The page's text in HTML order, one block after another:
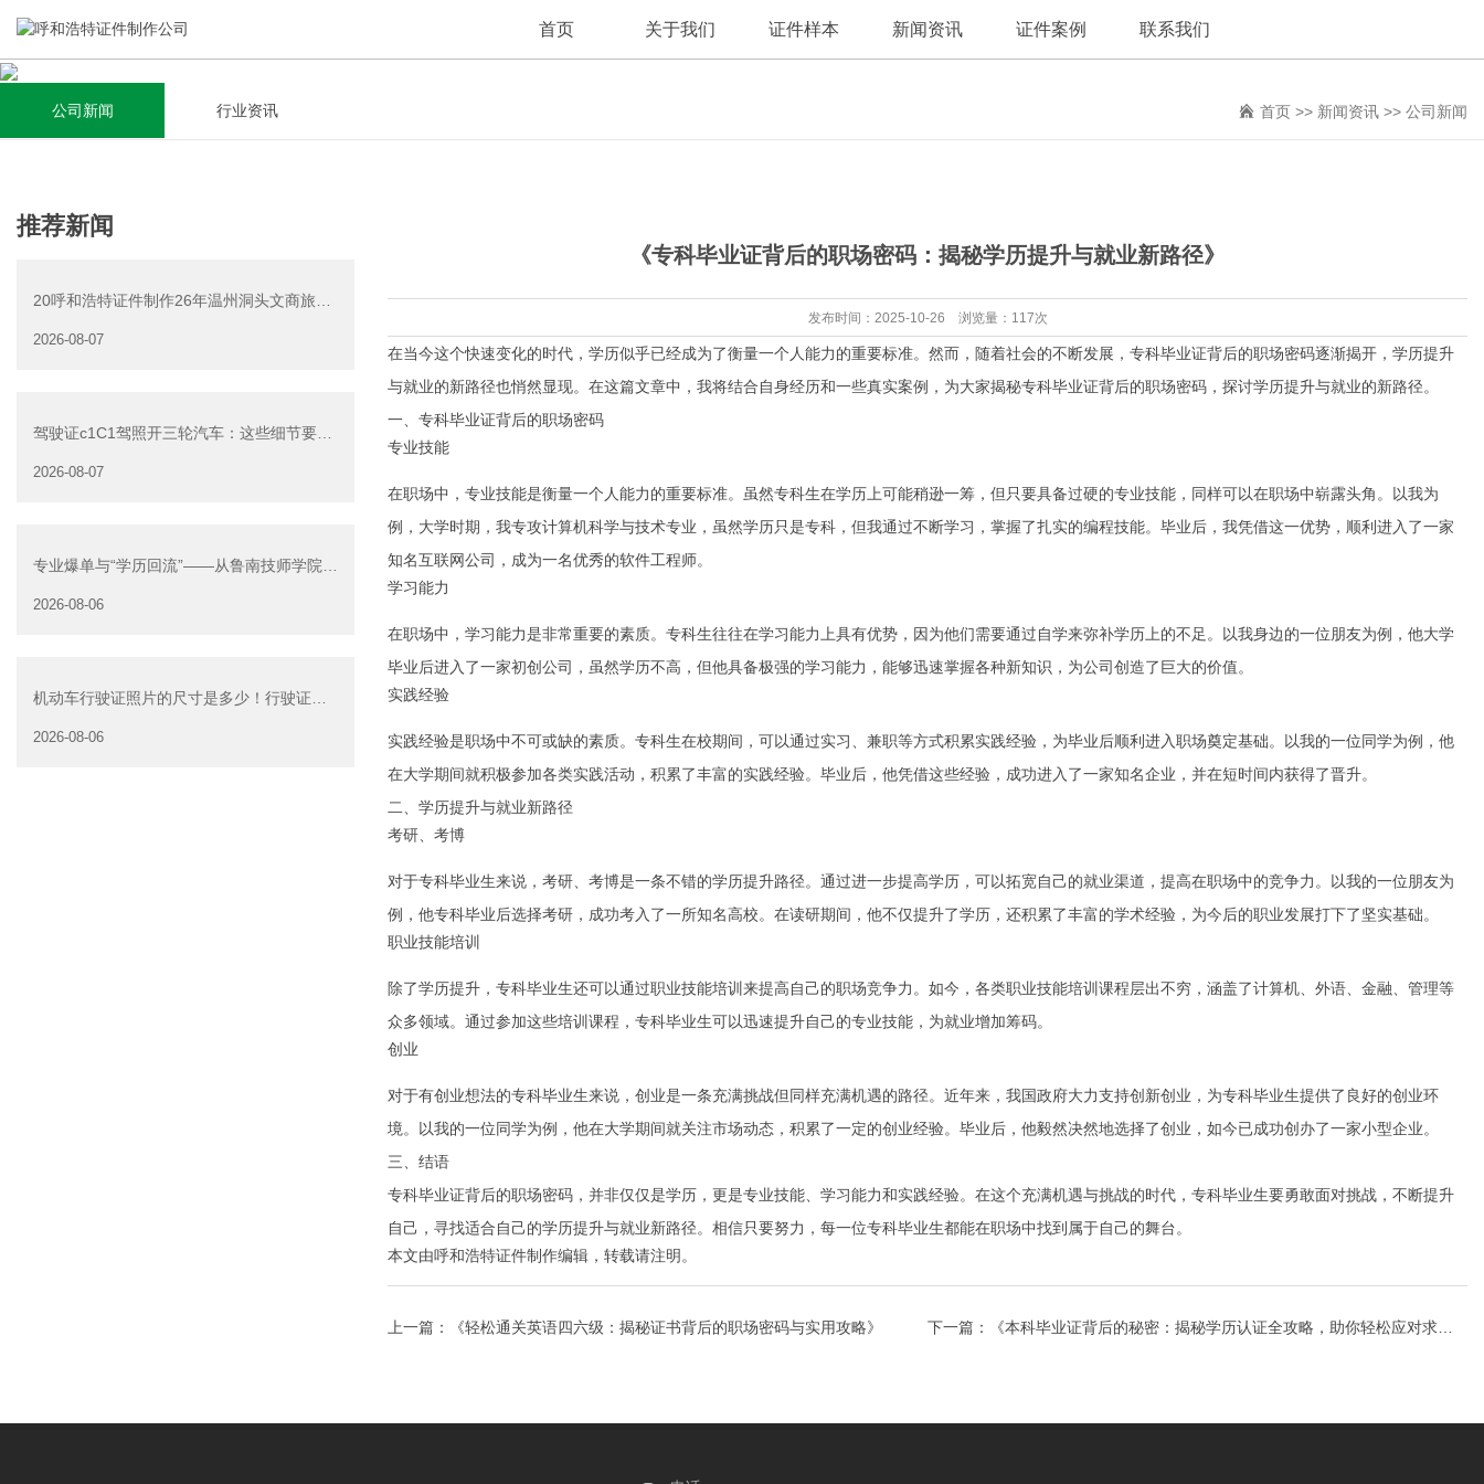
首页 关于我们
关于我们
集研发，设计，制造，安装于一体，多元化的定制需求，为上
千家企业提供过专业定制服务！
查看详情
证件样本 新闻资讯
新闻资讯
全自动流水线规模化生产，准时按期交货，年生产能力超过
40W万方米以上，拥有遍布全国的商务合作伙伴和较为完善的
查看详情
证件案例 联系我们
公司新闻 行业资讯 首页 >> 新闻资讯 >> 公司新闻
推荐新闻
20呼和浩特证件制作26年温州洞头文商旅游
2026-08-07
驾驶证c1C1驾照开三轮汽车：这些细节要注
2026-08-07
专业爆单与“学历回流”——从鲁南技师学院透
2026-08-06
机动车行驶证照片的尺寸是多少！行驶证照
2026-08-06
《专科毕业证背后的职场密码：揭秘学历提升与就业新路径》
发布时间：2025-10-26 浏览量：117次
在当今这个快速变化的时代，学历似乎已经成为了衡量一个人能力的重要标准。然而，随着社会的不断发展，专科毕业证背后的职场密码逐渐揭开，学历提升
与就业的新路径也悄然显现。在这篇文章中，我将结合自身经历和一些真实案例，为大家揭秘专科毕业证背后的职场密码，探讨学历提升与就业的新路径。
一、专科毕业证背后的职场密码
专业技能
在职场中，专业技能是衡量一个人能力的重要标准。虽然专科生在学历上可能稍逊一筹，但只要具备过硬的专业技能，同样可以在职场中崭露头角。以我为
例，大学时期，我专攻计算机科学与技术专业，虽然学历只是专科，但我通过不断学习，掌握了扎实的编程技能。毕业后，我凭借这一优势，顺利进入了一家
知名互联网公司，成为一名优秀的软件工程师。
学习能力
在职场中，学习能力是非常重要的素质。专科生往往在学习能力上具有优势，因为他们需要通过自学来弥补学历上的不足。以我身边的一位朋友为例，他大学
毕业后进入了一家初创公司，虽然学历不高，但他具备极强的学习能力，能够迅速掌握各种新知识，为公司创造了巨大的价值。
实践经验
实践经验是职场中不可或缺的素质。专科生在校期间，可以通过实习、兼职等方式积累实践经验，为毕业后顺利进入职场奠定基础。以我的一位同学为例，他
在大学期间就积极参加各类实践活动，积累了丰富的实践经验。毕业后，他凭借这些经验，成功进入了一家知名企业，并在短时间内获得了晋升。
二、学历提升与就业新路径
考研、考博
对于专科毕业生来说，考研、考博是一条不错的学历提升路径。通过进一步提高学历，可以拓宽自己的就业渠道，提高在职场中的竞争力。以我的一位朋友为
例，他专科毕业后选择考研，成功考入了一所知名高校。在读研期间，他不仅提升了学历，还积累了丰富的学术经验，为今后的职业发展打下了坚实基础。
职业技能培训
除了学历提升，专科毕业生还可以通过职业技能培训来提高自己的职场竞争力。如今，各类职业技能培训课程层出不穷，涵盖了计算机、外语、金融、管理等
众多领域。通过参加这些培训课程，专科毕业生可以迅速提升自己的专业技能，为就业增加筹码。
创业
对于有创业想法的专科毕业生来说，创业是一条充满挑战但同样充满机遇的路径。近年来，我国政府大力支持创新创业，为专科毕业生提供了良好的创业环
境。以我的一位同学为例，他在大学期间就关注市场动态，积累了一定的创业经验。毕业后，他毅然决然地选择了创业，如今已成功创办了一家小型企业。
三、结语
专科毕业证背后的职场密码，并非仅仅是学历，更是专业技能、学习能力和实践经验。在这个充满机遇与挑战的时代，专科毕业生要勇敢面对挑战，不断提升
自己，寻找适合自己的学历提升与就业新路径。相信只要努力，每一位专科毕业生都能在职场中找到属于自己的舞台。
本文由呼和浩特证件制作编辑，转载请注明。
上一篇： 《轻松通关英语四六级：揭秘证书背后的职场密码与实用攻略》 下一篇： 《本科毕业证背后的秘密：揭秘学历认证全攻略，助你轻松应对求职